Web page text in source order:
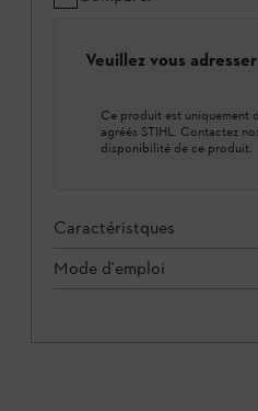
Veuillez vous
Ce produit est uniquement
agréés STIHL. Contactez
disponibilité de ce produit.
Caractéristques
Mode d'emploi